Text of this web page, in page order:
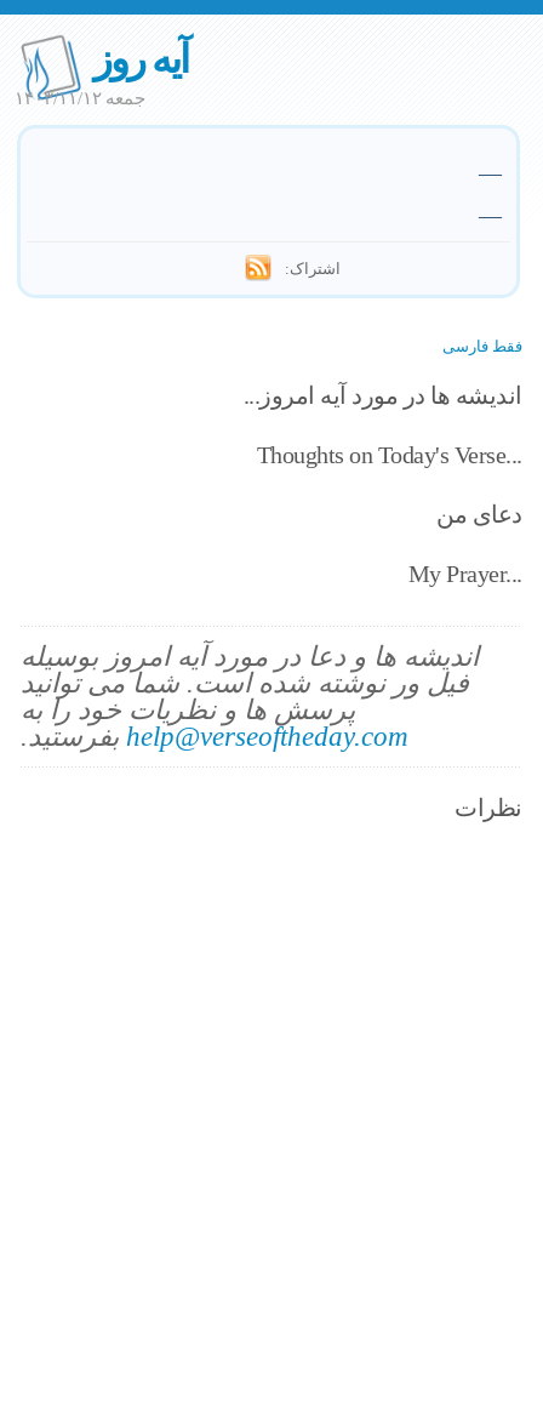
آیه روز
جمعه ۱۴۰۳/۱۱/۱۲
—
—
اشتراک:
فقط فارسی
اندیشه ها در مورد آیه امروز...
Thoughts on Today's Verse...
دعای من
My Prayer...
اندیشه ها و دعا در مورد آیه امروز بوسیله
فیل ور نوشته شده است. شما می توانید
پرسش ها و نظریات خود را به
help@verseoftheday.com بفرستید.
نظرات